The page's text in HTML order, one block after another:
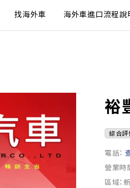
找海外車 海外車進口流程說
裕
綜合評
電話：
營業時
區域：